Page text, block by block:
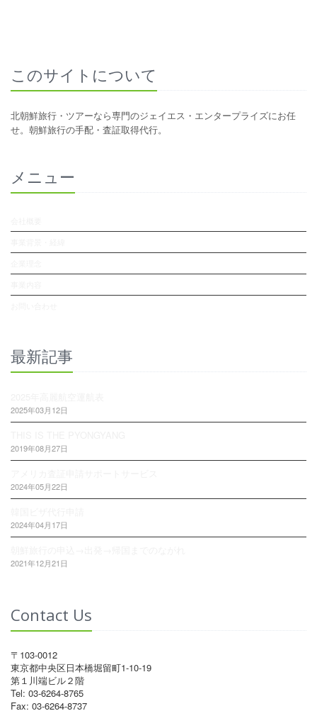
このサイトについて
北朝鮮旅行・ツアーなら専門のジェイエス・エンタープライズにお任
せ。朝鮮旅行の手配・査証取得代行。
メニュー
最新記事
2025年03月12日
2019年08月27日
2024年05月22日
2024年04月17日
2021年12月21日
Contact Us
〒103-0012
東京都中央区日本橋堀留町1-10-19
第１川端ビル２階
Tel: 03-6264-8765
Fax: 03-6264-8737